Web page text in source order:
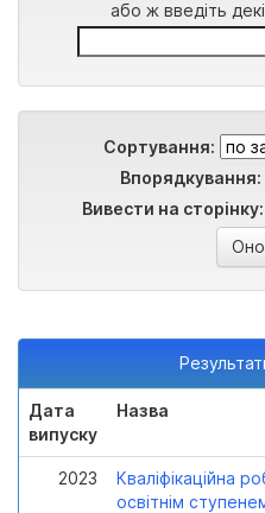
або ж введіть
Сортування:
Впорядкування:
Вивести на сторінку:
Дата
випуску
Назва
2023
Кваліфікаційна
освітнім